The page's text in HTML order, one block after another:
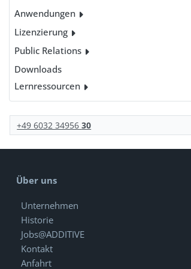
Anwendungen
Lizenzierung
Public Relations
Downloads
Lernressourcen
+49 6032 3495630
Über uns
Unternehmen
Historie
Jobs@ADDITIVE
Kontakt
Anfahrt